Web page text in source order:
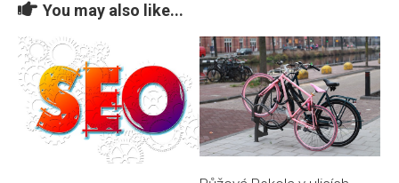
You may also like...